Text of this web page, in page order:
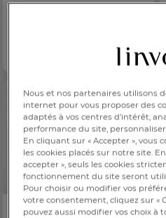
FR DE
BE
CH
Nous et nos partenaires utilisons
internet pour vous proposer des
adaptés à vos centres d’intérêt,
performance du site,
En cliquant sur « Accepter », vous
les cookies placés sur notre site.
accepter », seuls les cookies
fonctionnement du site seront
Pour choisir ou modifier vos
votre consentement, cliquez sur «
pouvez aussi modifier vos choix à